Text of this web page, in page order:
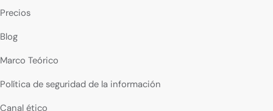
Precios
Blog
Marco Teórico
Política de seguridad de la información
Canal ético